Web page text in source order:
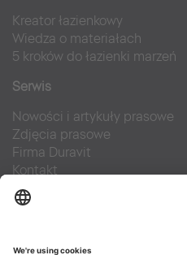
Kreator łazienkowy
Wiedza o materiałach
5 kroków do łazienki marzeń
Serwis
Nowości i artykuły prasowe
Zdjęcia prasowe
Firma Duravit
Kontakt
Najczęściej zadawane pytania